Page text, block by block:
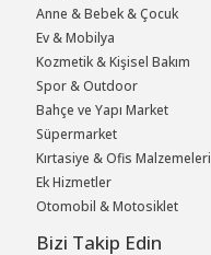
Anne & Bebek & Çocuk
Ev & Mobilya
Kozmetik & Kişisel Bakım
Spor & Outdoor
Bahçe ve Yapı Market
Süpermarket
Kırtasiye & Ofis Malzemeleri
Ek Hizmetler
Otomobil & Motosiklet
Bizi Takip Edin